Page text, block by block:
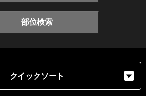
部位検索
クイックソート